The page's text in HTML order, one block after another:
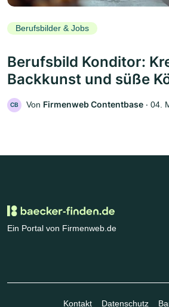
Berufsbilder & Jobs
Berufsbild Konditor:
Backkunst und süße
CB Von Firmenweb Contentbase ‧ 04.
Ein Portal von Firmenweb.de
Kontakt Datenschutz